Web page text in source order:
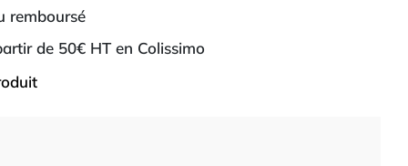
remboursé
de 50€ HT en Colissimo